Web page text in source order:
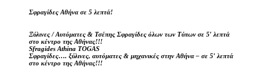
Σφραγίδες Αθήνα σε 5 λεπτά!
Ξύλινες / Αυτόματες & Τσέπης Σφραγίδες όλων των Τύπων σε 5′ λεπτά
στο κέντρο της Αθήνας!!!
Sfragides Athina TOGAS
Σφραγίδες…. ξύλινες, αυτόματες & μηχανικές στην Αθήνα – σε 5′ λεπτά
στο κέντρο της Αθήνας!!!